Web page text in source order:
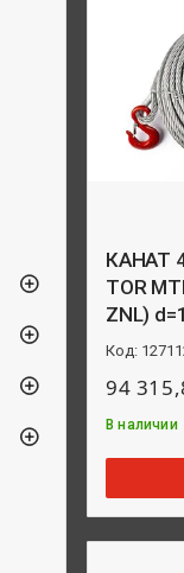
КАНАТ
TOR
ZNL)
94
В наличии